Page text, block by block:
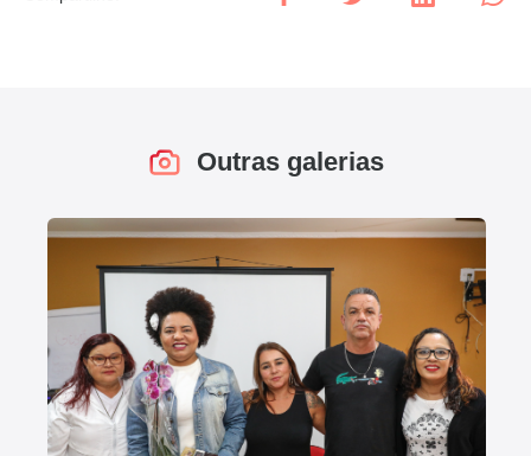
Outras galerias